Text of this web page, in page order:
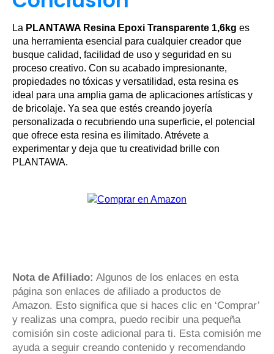
La PLANTAWA Resina Epoxi Transparente 1,6kg es
una herramienta esencial para cualquier creador que
busque calidad, facilidad de uso y seguridad en su
proceso creativo. Con su acabado impresionante,
propiedades no tóxicas y versatilidad, esta resina es
ideal para una amplia gama de aplicaciones artísticas y
de bricolaje. Ya sea que estés creando joyería
personalizada o recubriendo una superficie, el potencial
que ofrece esta resina es ilimitado. Atrévete a
experimentar y deja que tu creatividad brille con
PLANTAWA.
Nota de Afiliado: Algunos de los enlaces en esta
página son enlaces de afiliado a productos de
Amazon. Esto significa que si haces clic en ‘Comprar’
y realizas una compra, puedo recibir una pequeña
comisión sin coste adicional para ti. Esta comisión me
ayuda a seguir creando contenido y recomendando